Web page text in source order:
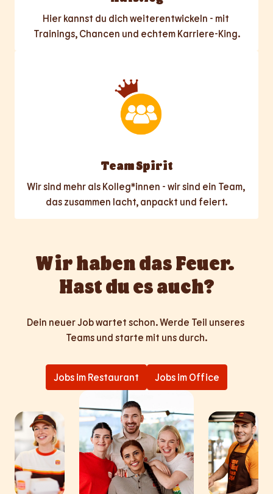
Hier kannst du dich weiterentwickeln - mit
Trainings, Chancen und echtem Karriere-King.
Team Spirit
Wir sind mehr als Kolleg*innen - wir sind ein Team,
das zusammen lacht, anpackt und feiert.
Wir haben das Feuer.
Hast du es auch?
Dein neuer Job wartet schon. Werde Teil unseres
Teams und starte mit uns durch.
Jobs im Restaurant Jobs im Office